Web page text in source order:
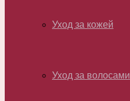
Уход за кожей
Уход за волосами